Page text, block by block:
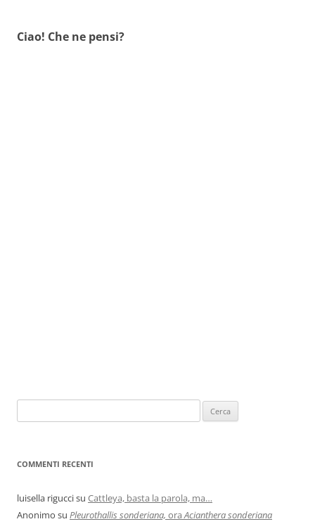
Ciao! Che ne pensi?
COMMENTI RECENTI
luisella riguccisu Cattleya, basta la parola, ma…
Anonimo su Pleurothallis sonderiana, ora Acianthera sonderiana